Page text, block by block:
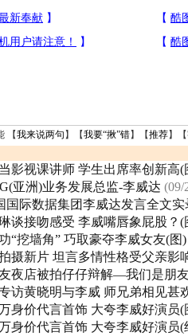
【我来说两句 】【我要“揪”错】【推荐】
影视课讲师 学生出席率创新高(
亚洲)业务发展总监-李威达 (09/
国际数据集团李威达发言全文实
谈接吻感受 李威嘴唇象屁股？(
“挖墙角” 巧取豪夺李威女友(图)
摄新片 坦言多情性格受父亲影
夜店被拍仔仔辩解—我们是朋
专访黄晓明与李威 师兄弟相见甚
身价代言首饰 大夸李威好演员(
身价代言首饰 大夸李威好演员(